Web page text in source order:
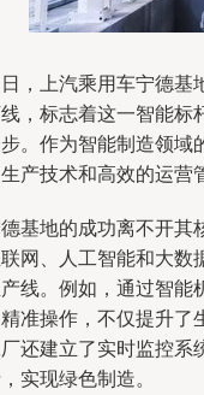
，上汽乘用车宁德
，标志着这一智能标
。作为智能制造领域
产技术和高效的运营
基地的成功离不开其
网、人工智能和大数
线。例如，通过智能
准操作，不仅提升了
还建立了实时监控系
实现绿色制造。